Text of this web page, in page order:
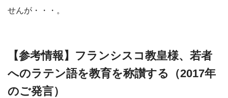
せんが・・・。
【参考情報】フランシスコ教皇様、若者
へのラテン語を教育を称讃する（2017年
のご発言）